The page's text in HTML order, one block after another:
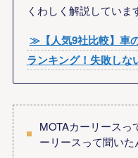
くわしく解説していま
≫【人気9社比較】車
ランキング！失敗しな
MOTAカーリースっ
ーリースって聞い